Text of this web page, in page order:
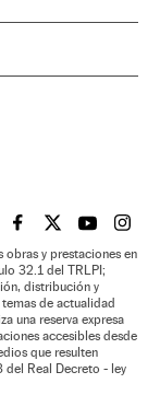
EL PAÍS BRASIL EN
EL PAÍSEL PAÍS
EL
obras y prestaciones en
32.1 del TRLPI;
distribución y
de actualidad
una reserva expresa
accesibles desde
que resulten
Real Decreto - ley